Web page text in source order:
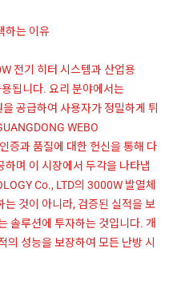
하는 이유
전기 히터 시스템과 산업용
됩니다. 요리 분야에서는
공급하여 사용자가 정밀하게 튀
WEBO
증과 품질에 대한 헌신을 통해 다
며 이 시장에서 두각을 나타냅
Co., LTD의 3000W 발열체
것이 아니라, 검증된 실적을 보
솔루션에 투자하는 것입니다. 개
의 성능을 보장하여 모든 난방 시